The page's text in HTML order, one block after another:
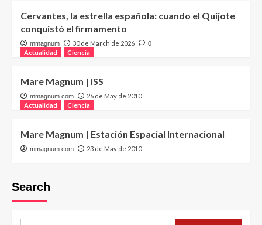
Cervantes, la estrella española: cuando el Quijote
conquistó el firmamento
mmagnum 30 de March de 2026 0
Actualidad Ciencia
Mare Magnum | ISS
mmagnum.com
26 de May de 2010
Actualidad
Ciencia
Mare Magnum | Estación Espacial Internacional
mmagnum.com 23 de May de 2010
Search